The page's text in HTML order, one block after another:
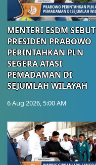
MENTERI ESDM SEBUT
PRESIDEN PRABOWO
PERINTAHKAN PLN
SEGERA ATASI
PEMADAMAN DI
SEJUMLAH WILAYAH
6 Aug 2026, 5:00 AM